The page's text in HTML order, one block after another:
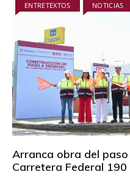
ENTRETEXTOS NOTICIAS
Arranca obra del
Carretera Federal